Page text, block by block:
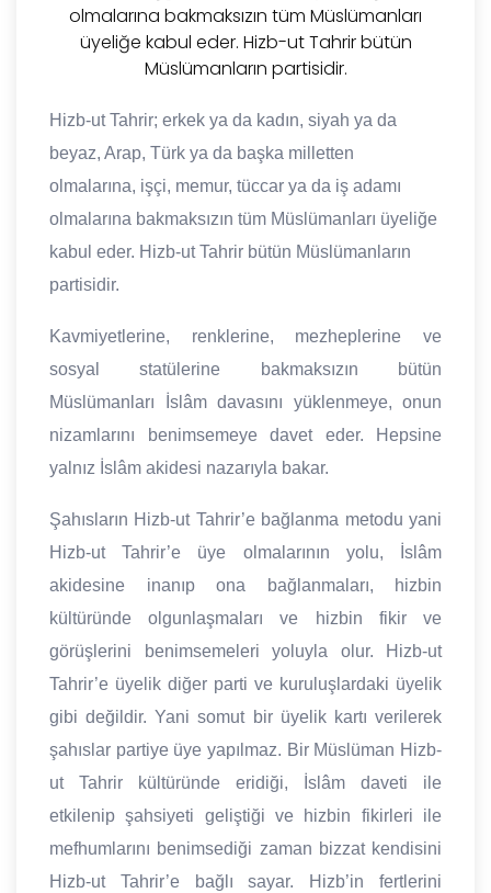
olmalarına bakmaksızın tüm Müslümanları
üyeliğe kabul eder. Hizb-ut Tahrir bütün
Müslümanların partisidir.
Hizb-ut Tahrir; erkek ya da kadın, siyah ya da
beyaz, Arap, Türk ya da başka milletten
olmalarına, işçi, memur, tüccar ya da iş adamı
olmalarına bakmaksızın tüm Müslümanları üyeliğe
kabul eder. Hizb-ut Tahrir bütün Müslümanların
partisidir.
Kavmiyetlerine, renklerine, mezheplerine ve
sosyal statülerine bakmaksızın bütün
Müslümanları İslâm davasını yüklenmeye, onun
nizamlarını benimsemeye davet eder. Hepsine
yalnız İslâm akidesi nazarıyla bakar.
Şahısların Hizb-ut Tahrir’e bağlanma metodu yani
Hizb-ut Tahrir’e üye olmalarının yolu, İslâm
akidesine inanıp ona bağlanmaları, hizbin
kültüründe olgunlaşmaları ve hizbin fikir ve
görüşlerini benimsemeleri yoluyla olur. Hizb-ut
Tahrir’e üyelik diğer parti ve kuruluşlardaki üyelik
gibi değildir. Yani somut bir üyelik kartı verilerek
şahıslar partiye üye yapılmaz. Bir Müslüman Hizb-
ut Tahrir kültüründe eridiği, İslâm daveti ile
etkilenip şahsiyeti geliştiği ve hizbin fikirleri ile
mefhumlarını benimsediği zaman bizzat kendisini
Hizb-ut Tahrir’e bağlı sayar. Hizb’in fertlerini